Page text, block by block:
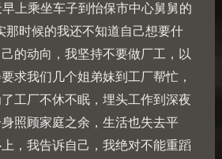
上乘坐车子到怡保市中心舅舅的
那时候的我还不知道自己想要什
的动向，我坚持不要做厂工，以
求我们几个姐弟妹到工厂帮忙，
工厂不休不眠，埋头工作到深夜
照顾家庭之余，生活也失去平
，我告诉自己，我绝对不能重蹈